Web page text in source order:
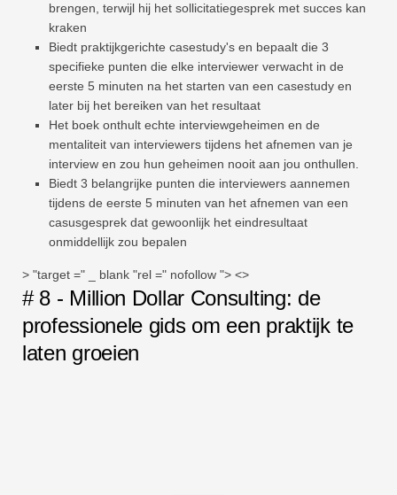
brengen, terwijl hij het sollicitatiegesprek met succes kan
kraken
Biedt praktijkgerichte casestudy's en bepaalt die 3
specifieke punten die elke interviewer verwacht in de
eerste 5 minuten na het starten van een casestudy en
later bij het bereiken van het resultaat
Het boek onthult echte interviewgeheimen en de
mentaliteit van interviewers tijdens het afnemen van je
interview en zou hun geheimen nooit aan jou onthullen.
Biedt 3 belangrijke punten die interviewers aannemen
tijdens de eerste 5 minuten van het afnemen van een
casusgesprek dat gewoonlijk het eindresultaat
onmiddellijk zou bepalen
> "target =" _ blank "rel =" nofollow "> <>
# 8 - Million Dollar Consulting: de
professionele gids om een ​​praktijk te
laten groeien